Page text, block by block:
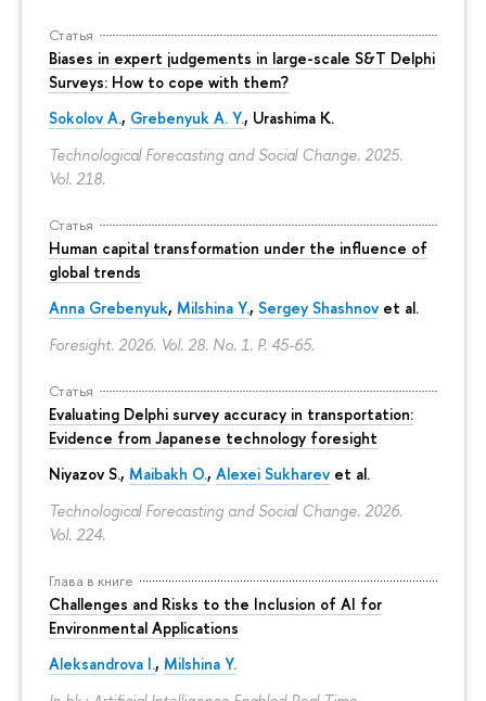
Статья
Biases in expert judgements in large-scale S&T Delphi
Surveys: How to cope with them?
Sokolov A., Grebenyuk A. Y., Urashima K.
Technological Forecasting and Social Change. 2025.
Vol. 218.
Статья
Human capital transformation under the influence of
global trends
Anna Grebenyuk, Milshina Y., Sergey Shashnov et al.
Foresight. 2026. Vol. 28. No. 1. P. 45-65.
Статья
Evaluating Delphi survey accuracy in transportation:
Evidence from Japanese technology foresight
Niyazov S., Maibakh O., Alexei Sukharev et al.
Technological Forecasting and Social Change. 2026.
Vol. 224.
Глава в книге
Challenges and Risks to the Inclusion of AI for
Environmental Applications
Aleksandrova I., Milshina Y.